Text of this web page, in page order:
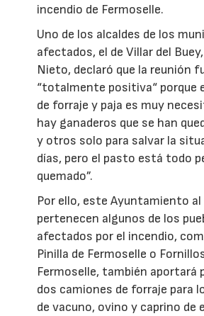
incendio de Fermoselle.
Uno de los alcaldes de los
afectados, el de Villar del
Nieto, declaró que la reunión
“totalmente positiva“ porque
de forraje y paja es muy
hay ganaderos que se han
y otros solo para salvar la
días, pero el pasto está todo
quemado”.
Por ello, este Ayuntamiento al
pertenecen algunos de los
afectados por el incendio,
Pinilla de Fermoselle o
Fermoselle, también aportará
dos camiones de forraje para
de vacuno, ovino y caprino de